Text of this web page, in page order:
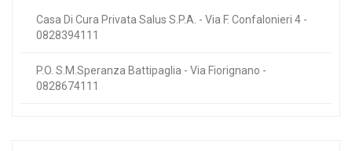
Casa Di Cura Privata Salus S.P.A. - Via F. Confalonieri 4 -
0828394111
P.O. S.M.Speranza Battipaglia - Via Fiorignano -
0828674111